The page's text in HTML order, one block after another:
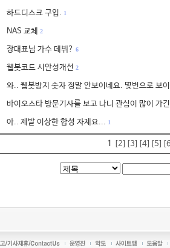
하드디스크 구입. 1
NAS 교체 2
장대표님 가수 데뷔? 6
웹봇코드 시안성개선 2
와.. 웹봇방지 숫자 정말 안보이네요. 몇번으로 보
바이오스타 방문기사를 보고 나니 관심이 많이 가
아.. 제발 이상한 합성 자제요... 1
1 [2] [3] [4] [5] [6]